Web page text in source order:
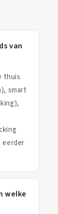
van
thuis
smart
eerder
welke